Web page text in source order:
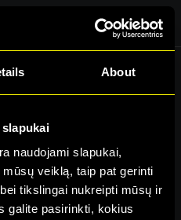
About
naudojami slapukai,
veiklą, taip pat gerinti
tikslingai nukreipti mūsų ir
galite pasirinkti, kokius
Master